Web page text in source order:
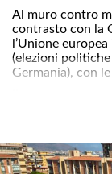
Al muro contro
contrasto con la
l’Unione
(elezioni
Germania), con